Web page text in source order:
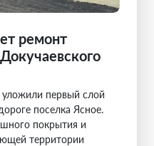
ремонт
первый слой
поселка Ясное.
покрытия и
территории